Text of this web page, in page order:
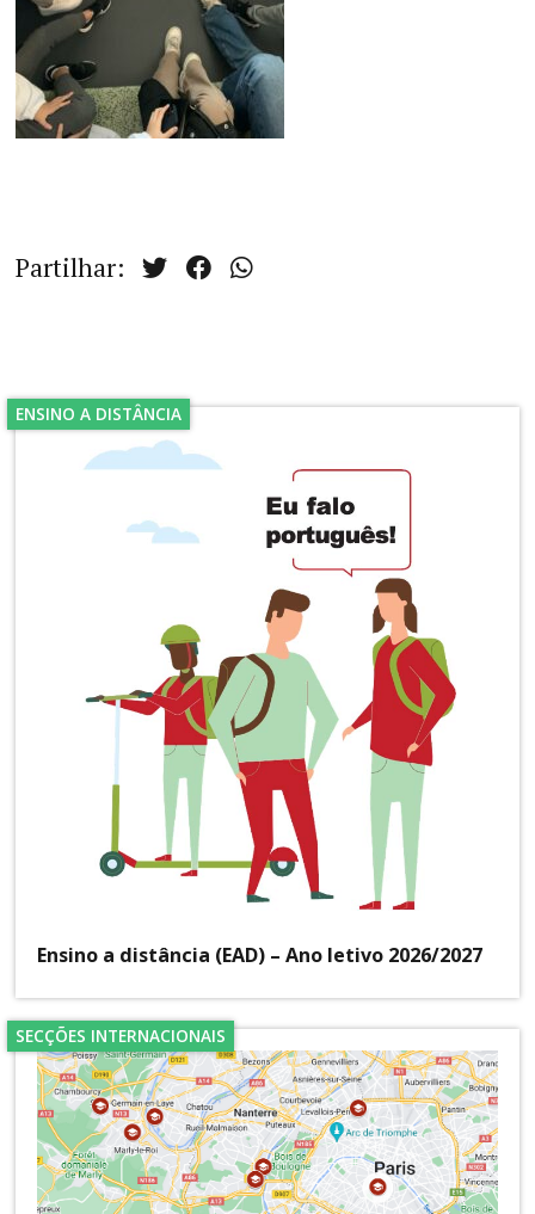
Partilhar:
ENSINO A DISTÂNCIA
Ensino a distância (EAD) – Ano letivo 2026/2027
SECÇÕES INTERNACIONAIS